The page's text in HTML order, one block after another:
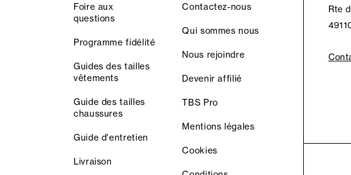
Foire aux
questions
Programme fidélité
Guides des tailles
vêtements
Guide des tailles
chaussures
Guide d'entretien
Livraison
Contactez-nous
Qui sommes nous
Nous rejoindre
Devenir affilié
TBS Pro
Mentions légales
Cookies
Rte